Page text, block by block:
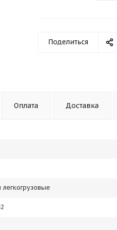
Поделиться
Оплата Доставка